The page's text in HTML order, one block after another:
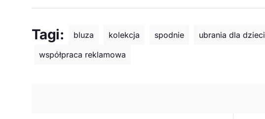
Tagi: bluza kolekcja spodnie ubrania dla dzieci
współpraca reklamowa